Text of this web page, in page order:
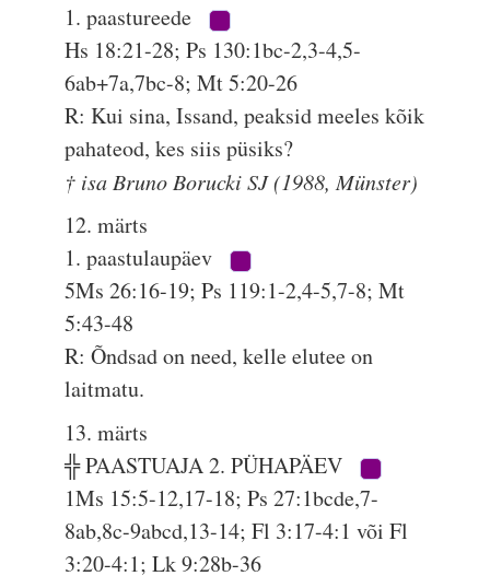
1. paastureede
Hs 18:21-28; Ps 130:1bc-2,3-4,5-
6ab+7a,7bc-8; Mt 5:20-26
R: Kui sina, Issand, peaksid meeles kõik
pahateod, kes siis püsiks?
† isa Bruno Borucki SJ (1988, Münster)
12. märts
1. paastulaupäev
5Ms 26:16-19; Ps 119:1-2,4-5,7-8; Mt
5:43-48
R: Õndsad on need, kelle elutee on
laitmatu.
13. märts
╬ PAASTUAJA 2. PÜHAPÄEV
1Ms 15:5-12,17-18; Ps 27:1bcde,7-
8ab,8c-9abcd,13-14; Fl 3:17-4:1 või Fl
3:20-4:1; Lk 9:28b-36